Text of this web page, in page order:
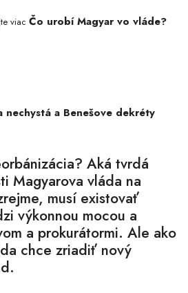
viac Čo urobí Magyar vo vláde?
nechystá a Benešove dekréty
Aká tvrdá
Magyarova vláda na
musí existovať
výkonnou mocou a
a prokurátormi. Ale ako
chce zriadiť nový